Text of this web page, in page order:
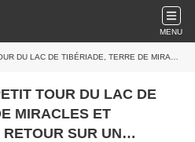
MENU
ET D'ENSEIGNEMENTS - RETOUR SUR UN PÈLERINAGE PASSÉ OU DÉCOUVERTE POUR FUTUR PÈLERIN
TOUR DU LAC DE
MIRACLES ET
SUR UN